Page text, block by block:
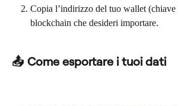
Copia l’indirizzo del tuo wallet (chiave
blockchain che desideri importare.
📤 Come esportare i tuoi dati